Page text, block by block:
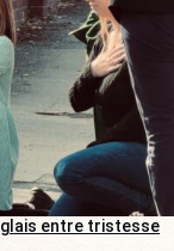
entre tristesse